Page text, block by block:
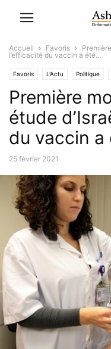
Accueil Favoris
l’efficacité du vaccin a été...
Favoris L'Actu Politique
Première
étude
du vaccin a
25 février 2021